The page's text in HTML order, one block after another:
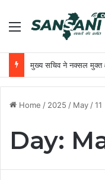
Menu
Home / 2025 / May /11
Day: